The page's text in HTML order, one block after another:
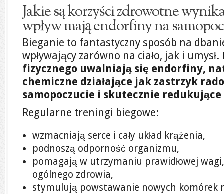
Jakie są korzyści zdrowotne
wpływ mają endorfiny na
Bieganie to fantastyczny sposób na
wpływający zarówno na ciało, jak i umysł.
fizycznego uwalniają się endorfiny,
chemiczne działające jak zastrzyk
samopoczucie i skutecznie redukujące
Regularne treningi biegowe:
wzmacniają serce i cały układ krążenia,
podnoszą odporność organizmu,
pomagają w utrzymaniu prawidłowej
ogólnego zdrowia,
stymulują powstawanie nowych komórek